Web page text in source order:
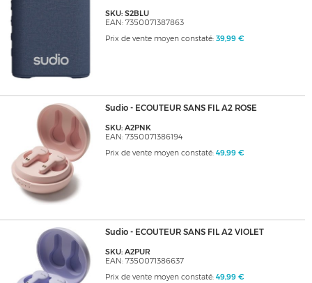
SKU: S2BLU
EAN: 7350071387863
Prix de vente moyen constaté: 39,99 €
Sudio - ECOUTEUR SANS FIL A2 ROSE
SKU: A2PNK
EAN: 7350071386194
Prix de vente moyen constaté: 49,99 €
Sudio - ECOUTEUR SANS FIL A2 VIOLET
SKU: A2PUR
EAN: 7350071386637
Prix de vente moyen constaté: 49,99 €